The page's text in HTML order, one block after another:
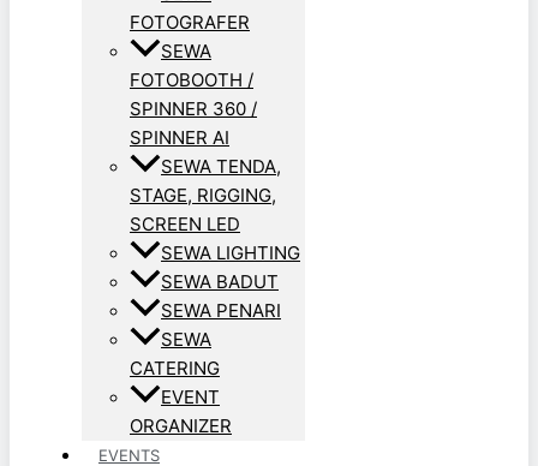
FOTOGRAFER
SEWA
FOTOBOOTH /
SPINNER 360 /
SPINNER AI
SEWA TENDA,
STAGE, RIGGING,
SCREEN LED
SEWA LIGHTING
SEWA BADUT
SEWA PENARI
SEWA
CATERING
EVENT
ORGANIZER
EVENTS